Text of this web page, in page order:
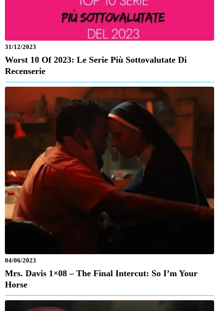
31/12/2023
Worst 10 Of 2023: Le Serie Più Sottovalutate Di
Recenserie
04/06/2023
Mrs. Davis 1×08 – The Final Intercut: So I’m Your
Horse